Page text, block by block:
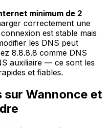
minimum de 2
correctement une
est stable mais
les DNS peut
8.8.8.8 comme DNS
auxiliaire — ce sont les
et fiables.
sur Wannonce et